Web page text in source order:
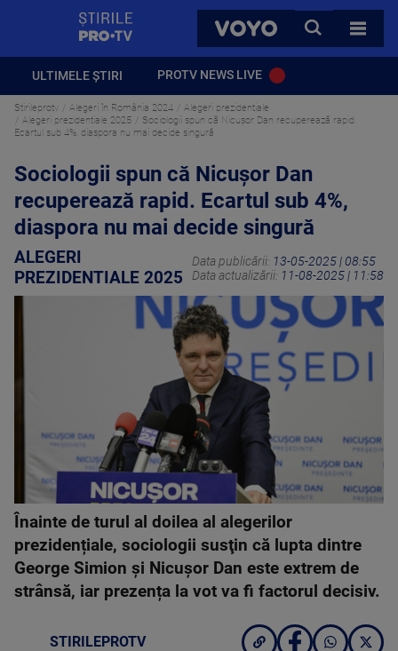
VOYO
CAUTA
TOATE
ULTIMELE ȘTIRI PROTV NEWS LIVE
Stirileprotv Alegeri în România 2024
Alegeri prezidentiale
Alegeri prezidentiale 2025
Sociologii spun că Nicușor Dan recuperează rapid.
Ecartul sub 4%, diaspora nu mai decide singură
Sociologii spun că Nicușor Dan
recuperează rapid. Ecartul sub 4%,
diaspora nu mai decide singură
ALEGERI
PREZIDENTIALE 2025
Data publicării: 13-05-2025 | 08:55
Data actualizării: 11-08-2025 | 11:58
Înainte de turul al doilea al alegerilor
prezidențiale, sociologii susţin că lupta dintre
George Simion și Nicușor Dan este extrem de
strânsă, iar prezența la vot va fi factorul decisiv.
STIRILEPROTV